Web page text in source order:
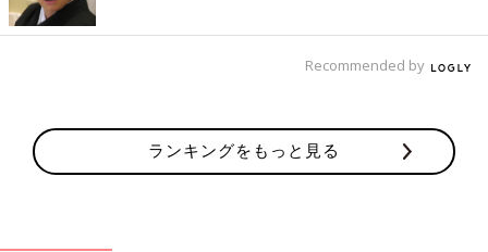
Recommended by
ランキングをもっと見る